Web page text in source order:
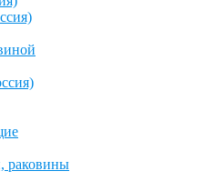
раковины